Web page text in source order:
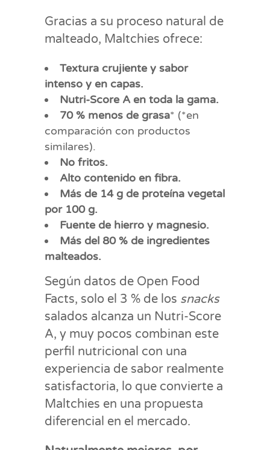
Gracias a su proceso natural de
malteado, Maltchies ofrece:
Textura crujiente y sabor
intenso y en capas.
Nutri-Score A en toda la gama.
70 % menos de grasa* (*en
comparación con productos
similares).
No fritos.
Alto contenido en fibra.
Más de 14 g de proteína vegetal
por 100 g.
Fuente de hierro y magnesio.
Más del 80 % de ingredientes
malteados.
Según datos de Open Food
Facts, solo el 3 % de los snacks
salados alcanza un Nutri-Score
A, y muy pocos combinan este
perfil nutricional con una
experiencia de sabor realmente
satisfactoria, lo que convierte a
Maltchies en una propuesta
diferencial en el mercado.